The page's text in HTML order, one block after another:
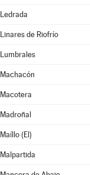
Ledrada
Linares de Riofrío
Lumbrales
Machacón
Macotera
Madroñal
Maíllo (El)
Malpartida